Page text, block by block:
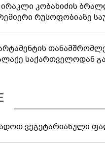
ირაკლი კობახიძის
რუსოფობიაზე
საქართველოდან
ვეგეტარიანული